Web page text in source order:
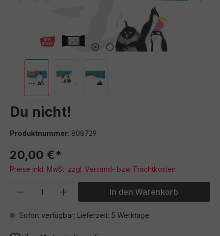
Du nicht!
Produktnummer: 808729
20,00 €*
Preise inkl. MwSt. zzgl. Versand- bzw. Frachtkosten
Produkt Anzahl: Gib denIn den Warenkorb
Sofort verfügbar, Lieferzeit: 5 Werktage